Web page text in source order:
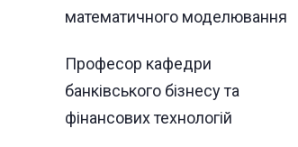
математичного моделювання
Професор кафедри
банківського бізнесу та
фінансових технологій